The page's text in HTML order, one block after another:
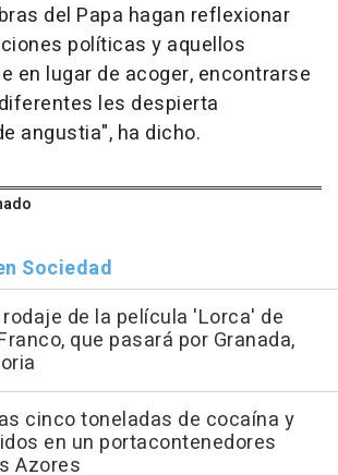
del Papa hagan reflexionar
políticas y aquellos
en lugar de acoger, encontrarse
les despierta
angustia", ha dicho.
Sociedad
de la película 'Lorca' de
que pasará por Granada,
cinco toneladas de cocaína y
en un portacontenedores
Azores